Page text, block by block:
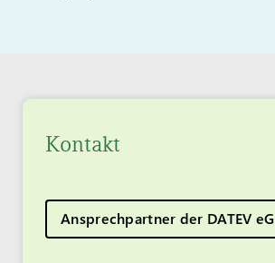
Kontakt
Ansprechpartner der DATEV eG